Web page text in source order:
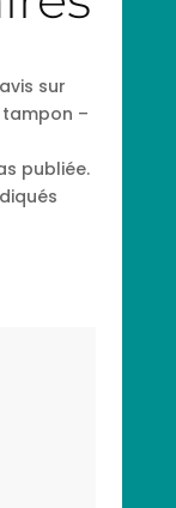
sur
tampon –
publiée.